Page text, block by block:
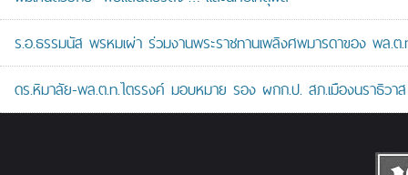
ร.อ.ธรรมนัส พรหมเผ่า ร่วมงานพระราชทานเพลิงศพมารดาของ พล.
ดร.หิมาลัย-พล.ต.ท.ไตรรงค์ มอบหมาย รอง ผกก.ป. สภ.เมืองนราธิว